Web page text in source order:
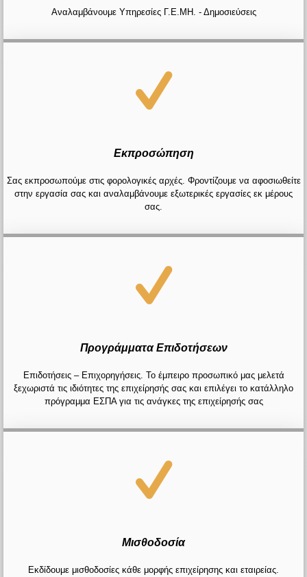
Αναλαμβάνουμε Υπηρεσίες Γ.Ε.ΜΗ. - Δημοσιεύσεις
Εκπροσώπηση
Σας εκπροσωπούμε στις φορολογικές αρχές. Φροντίζουμε να αφοσιωθείτε
στην εργασία σας και αναλαμβάνουμε εξωτερικές εργασίες εκ μέρους
σας.
Προγράμματα Επιδοτήσεων
Επιδοτήσεις – Επιχορηγήσεις. Το έμπειρο προσωπικό μας μελετά
ξεχωριστά τις ιδιότητες της επιχείρησής σας και επιλέγει το κατάλληλο
πρόγραμμα ΕΣΠΑ για τις ανάγκες της επιχείρησής σας
Μισθοδοσία
Εκδίδουμε μισθοδοσίες κάθε μορφής επιχείρησης και εταιρείας.